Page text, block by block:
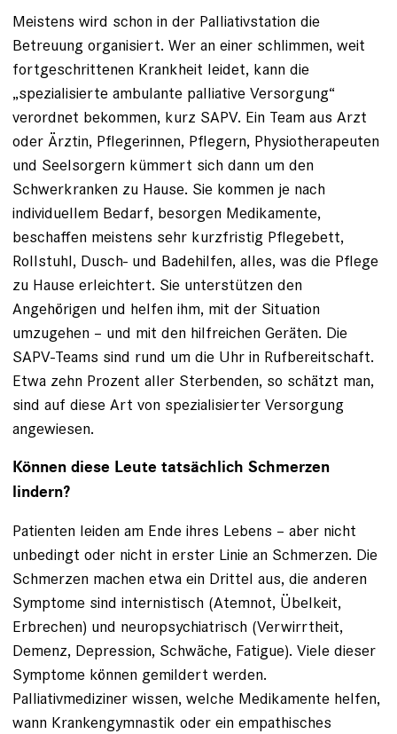
Meistens wird schon in der Palliativstation die
Betreuung organisiert. Wer an einer schlimmen, weit
fortgeschrittenen Krankheit leidet, kann die
„spezialisierte ambulante palliative Versorgung“
verordnet bekommen, kurz SAPV. Ein Team aus Arzt
oder Ärztin, Pflegerinnen, Pflegern, Physiotherapeuten
und Seelsorgern kümmert sich dann um den
Schwerkranken zu Hause. Sie kommen je nach
individuellem Bedarf, besorgen Medikamente,
beschaffen meistens sehr kurzfristig Pflegebett,
Rollstuhl, Dusch- und Badehilfen, alles, was die Pflege
zu Hause erleichtert. Sie unterstützen den
Angehörigen und helfen ihm, mit der Situation
umzugehen – und mit den hilfreichen Geräten. Die
SAPV-Teams sind rund um die Uhr in Rufbereitschaft.
Etwa zehn Prozent aller Sterbenden, so schätzt man,
sind auf diese Art von spezialisierter Versorgung
angewiesen.
Können diese Leute tatsächlich Schmerzen
lindern?
Patienten leiden am Ende ihres Lebens – aber nicht
unbedingt oder nicht in erster Linie an Schmerzen. Die
Schmerzen machen etwa ein Drittel aus, die anderen
Symptome sind internistisch (Atemnot, Übelkeit,
Erbrechen) und neuropsychiatrisch (Verwirrtheit,
Demenz, Depression, Schwäche, Fatigue). Viele dieser
Symptome können gemildert werden.
Palliativmediziner wissen, welche Medikamente helfen,
wann Krankengymnastik oder ein empathisches